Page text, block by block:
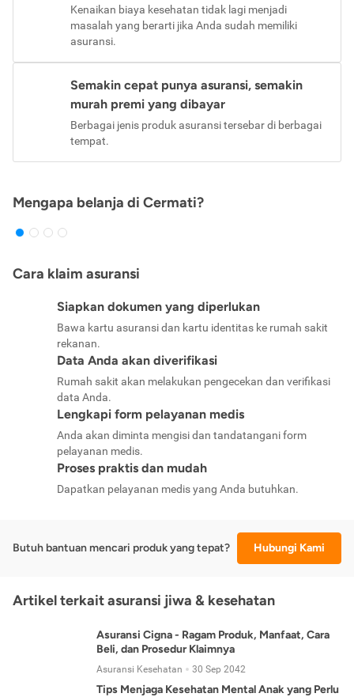
Kenaikan biaya kesehatan tidak lagi menjadi
masalah yang berarti jika Anda sudah memiliki
asuransi.
Semakin cepat punya asuransi, semakin
murah premi yang dibayar
Berbagai jenis produk asuransi tersebar di berbagai
tempat.
Mengapa belanja di Cermati?
Cara klaim asuransi
Siapkan dokumen yang diperlukan
Bawa kartu asuransi dan kartu identitas ke rumah sakit
rekanan.
Data Anda akan diverifikasi
Rumah sakit akan melakukan pengecekan dan verifikasi
data Anda.
Lengkapi form pelayanan medis
Anda akan diminta mengisi dan tandatangani form
pelayanan medis.
Proses praktis dan mudah
Dapatkan pelayanan medis yang Anda butuhkan.
Butuh bantuan mencari produk yang tepat? Hubungi Kami
Artikel terkait asuransi jiwa & kesehatan
Asuransi Cigna - Ragam Produk, Manfaat, Cara
Beli, dan Prosedur Klaimnya
Asuransi Kesehatan 30 Sep 2042
Tips Menjaga Kesehatan Mental Anak yang Perlu